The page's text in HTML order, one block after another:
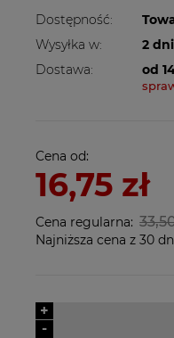
Dostępność:
Wysyłka w:
2
Dostawa:
od
Cena nie zawiera
Cena od:
16,75 zł
Cena regularna:
Najniższa cena z 30
-
+